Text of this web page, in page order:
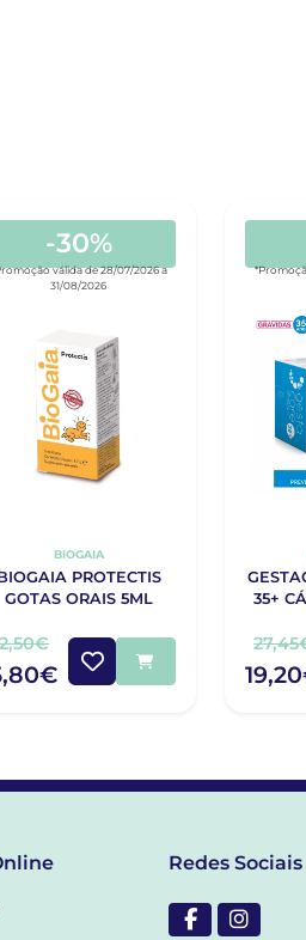
-30%
válida de 28/07/2026 a
31/08/2026
BIOGAIA
PROTECTIS
GOTAS ORAIS 5ML
35+
Redes Sociais